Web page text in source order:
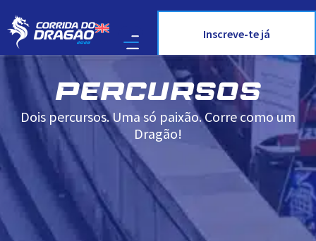
Inscreve-te já
PERCURSOS
Dois percursos. Uma só paixão. Corre como um
Dragão!